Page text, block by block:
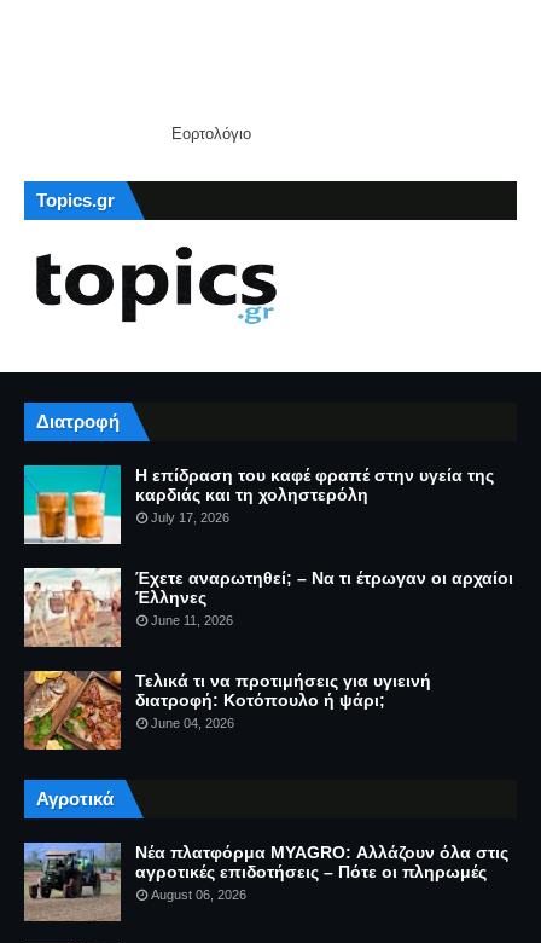
Εορτολόγιο
Topics.gr
Διατροφή
Η επίδραση του καφέ φραπέ στην υγεία της
καρδιάς και τη χοληστερόλη
July 17, 2026
Έχετε αναρωτηθεί; – Να τι έτρωγαν οι αρχαίοι
Έλληνες
June 11, 2026
Τελικά τι να προτιμήσεις για υγιεινή
διατροφή: Κοτόπουλο ή ψάρι;
June 04, 2026
Αγροτικά
Νέα πλατφόρμα MYAGRO: Αλλάζουν όλα στις
αγροτικές επιδοτήσεις – Πότε οι πληρωμές
August 06, 2026